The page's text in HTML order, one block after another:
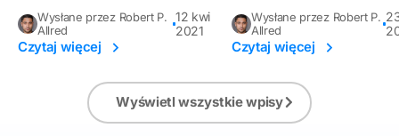
Wysłane przez Robert P.
Allred
12 kwi
2021
Czytaj więcej
Wysłane przez Robert P.
Allred
Czytaj więcej
Wyświetl wszystkie wpisy